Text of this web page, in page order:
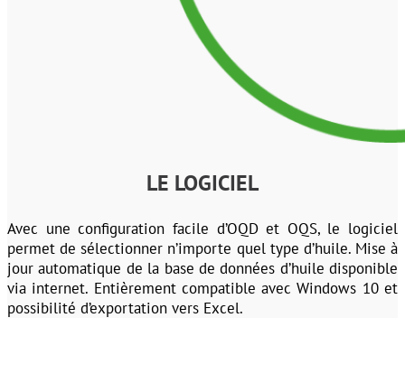
LE LOGICIEL
Avec une configuration facile d’OQD et OQS, le logiciel
permet de sélectionner n’importe quel type d’huile. Mise à
jour automatique de la base de données d’huile disponible
via internet. Entièrement compatible avec Windows 10 et
possibilité d’exportation vers Excel.